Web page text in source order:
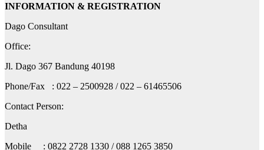
INFORMATION & REGISTRATION
Dago Consultant
Office:
Jl. Dago 367 Bandung 40198
Phone/Fax : 022 – 2500928 / 022 – 61465506
Contact Person:
Detha
Mobile : 0822 2728 1330 / 088 1265 3850